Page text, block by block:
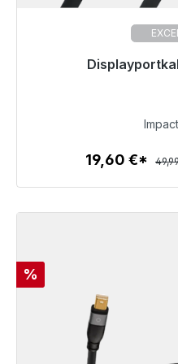
Sofort
19,60 €*
Rabatt
%